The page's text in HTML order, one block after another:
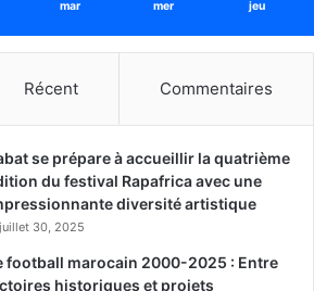
mar mer jeu
Récent Commentaires
se prépare à accueillir la quatrième
du festival Rapafrica avec une
diversité artistique
juillet 30, 2025
football marocain 2000-2025 : Entre
historiques et projets